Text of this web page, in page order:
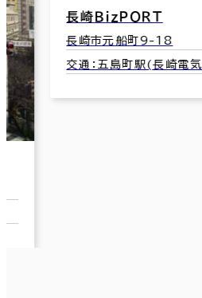
18
崎電気軌道) 3分
交